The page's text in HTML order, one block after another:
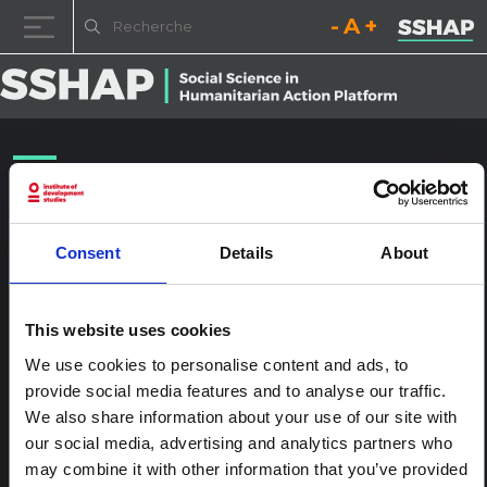
Consent Details About
This website uses cookies
We use cookies to personalise content and ads, to
provide social media features and to analyse our traffic.
We also share information about your use of our site with
our social media, advertising and analytics partners who
may combine it with other information that you’ve provided
Diminuez la taille de la
Réinitialisez la
QG de New York2015-1543
Publié le24 janvier 2017(24 janvier 2017)parssia_admin